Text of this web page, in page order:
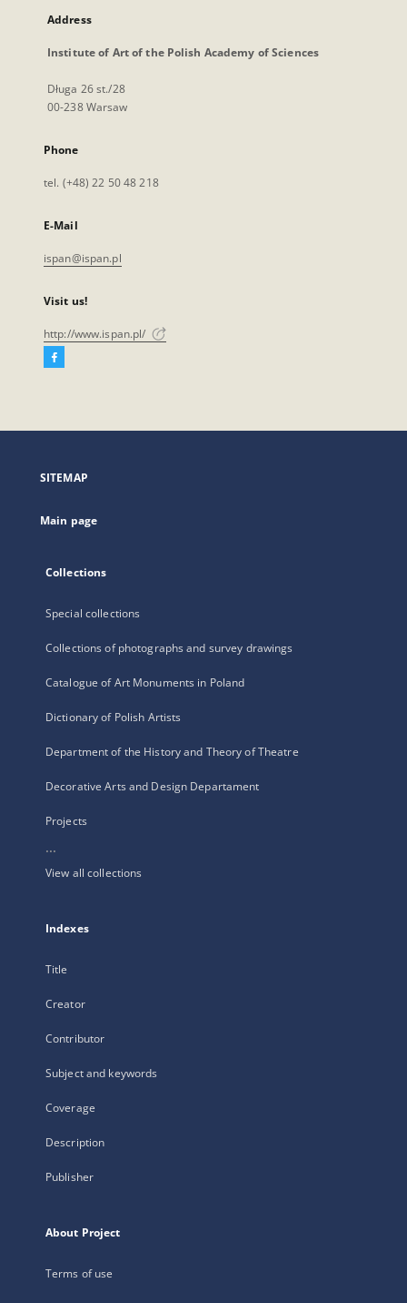
Address
Institute of Art of the Polish Academy of Sciences
Długa 26 st./28
00-238 Warsaw
Phone
tel. (+48) 22 50 48 218
E-Mail
ispan@ispan.pl
Visit us!
http://www.ispan.pl/
Facebook
open
new
SITEMAP
Main page
Collections
Special collections
Collections of photographs and survey drawings
Catalogue of Art Monuments in Poland
Dictionary of Polish Artists
Department of the History and Theory of Theatre
Decorative Arts and Design Departament
Projects
...
View all collections
Indexes
Title
Creator
Contributor
Subject and keywords
Coverage
Description
Publisher
About Project
Terms of use